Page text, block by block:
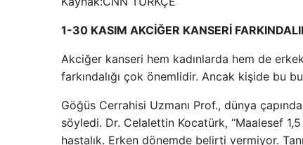
1-30 KASIM AKCİĞER KANSERİ
Akciğer kanseri hem kadınlarda hem de
farkındalığı çok önemlidir. Ancak kişide bu
Göğüs Cerrahisi Uzmanı Prof., dünya
söyledi. Dr. Celalettin Kocatürk, “Maalesef
hastalık. Erken dönemde belirti vermiyor.